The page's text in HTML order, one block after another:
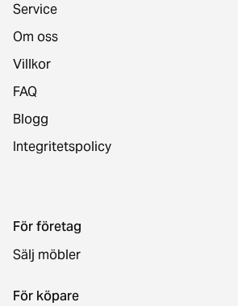
Service
Om oss
Villkor
FAQ
Blogg
Integritetspolicy
För företag
Sälj möbler
För köpare